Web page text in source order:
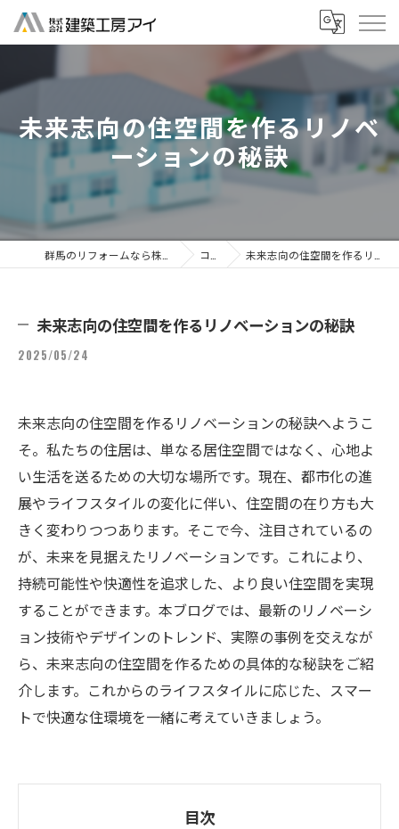
未来志向の住空間を作るリノベ
ーションの秘訣
コラム 未来志向の住空間を作るリノベーションの秘訣
未来志向の住空間を作るリノベーションの秘訣
2025/05/24
未来志向の住空間を作るリノベーションの秘訣へようこ
そ。私たちの住居は、単なる居住空間ではなく、心地よ
い生活を送るための大切な場所です。現在、都市化の進
展やライフスタイルの変化に伴い、住空間の在り方も大
きく変わりつつあります。そこで今、注目されているの
が、未来を見据えたリノベーションです。これにより、
持続可能性や快適性を追求した、より良い住空間を実現
することができます。本ブログでは、最新のリノベーシ
ョン技術やデザインのトレンド、実際の事例を交えなが
ら、未来志向の住空間を作るための具体的な秘訣をご紹
介します。これからのライフスタイルに応じた、スマー
トで快適な住環境を一緒に考えていきましょう。
目次